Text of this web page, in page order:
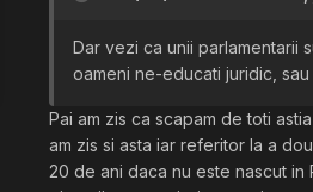
Dar vezi ca unii parlamentarii
oameni ne-educati juridic,
Pai am zis ca scapam de toti
am zis si asta iar referitor la a
20 de ani daca nu este nascut in